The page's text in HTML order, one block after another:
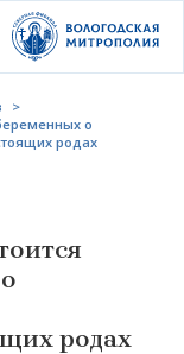
>
о
родах
родах